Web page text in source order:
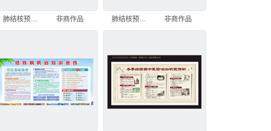
非商作品 肺结核预防知识宣传 非商作品